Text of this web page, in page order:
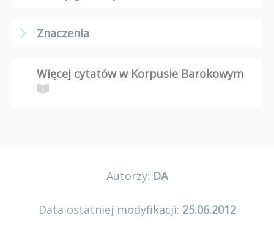
Znaczenia
Więcej cytatów w Korpusie Barokowym
Autorzy: DA
Data ostatniej modyfikacji: 25.06.2012